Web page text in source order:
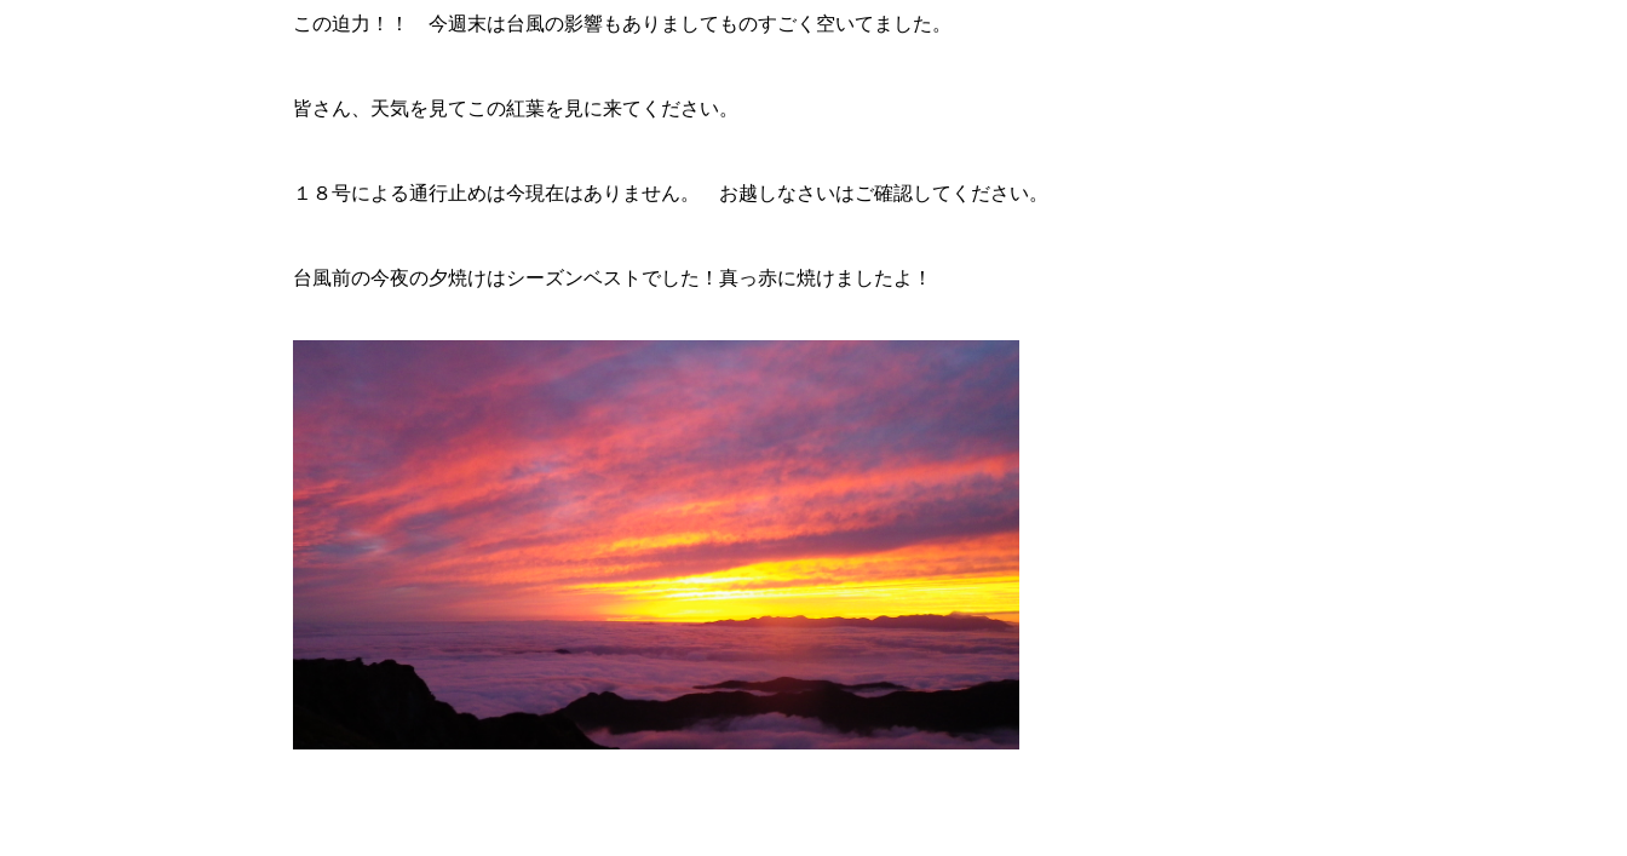
この迫力！！ 今週末は台風の影響もありましてものすごく空いてました。
皆さん、天気を見てこの紅葉を見に来てください。
１８号による通行止めは今現在はありません。 お越しなさいはご確認してください。
台風前の今夜の夕焼けはシーズンベストでした！真っ赤に焼けましたよ！